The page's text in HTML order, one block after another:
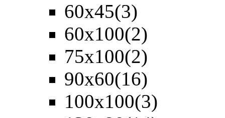
60х45(3)
60х100(2)
75х100(2)
90х60(16)
100х100(3)